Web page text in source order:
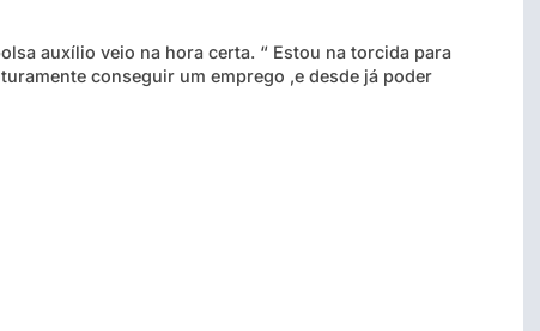
auxílio veio na hora certa. “ Estou na torcida para
conseguir um emprego ,e desde já poder